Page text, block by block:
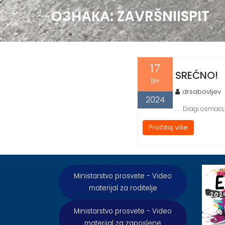
ОЗНАКА:ZAVRŠNIISPIT
17
јун
2024
SREĆNO!
drsabovljev
. . . Dragi
Pročitaj više
Ministarstvo prosvete - Video
materijal za roditelje
Ministarstvo prosvete - Video